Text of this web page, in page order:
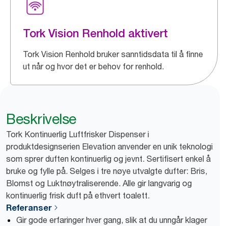
Tork Vision Renhold aktivert
Tork Vision Renhold bruker sanntidsdata til å finne
ut når og hvor det er behov for renhold.
Beskrivelse
Tork Kontinuerlig Luftfrisker Dispenser i
produktdesignserien Elevation anvender en unik teknologi
som sprer duften kontinuerlig og jevnt. Sertifisert enkel å
bruke og fylle på. Selges i tre nøye utvalgte dufter: Bris,
Blomst og Luktnøytraliserende. Alle gir langvarig og
kontinuerlig frisk duft på ethvert toalett.
Referanser
Gir gode erfaringer hver gang, slik at du unngår klager